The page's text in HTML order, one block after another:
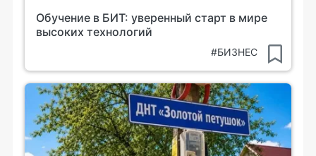
Обучение в БИТ: уверенный старт в мире
высоких технологий
#БИЗНЕС